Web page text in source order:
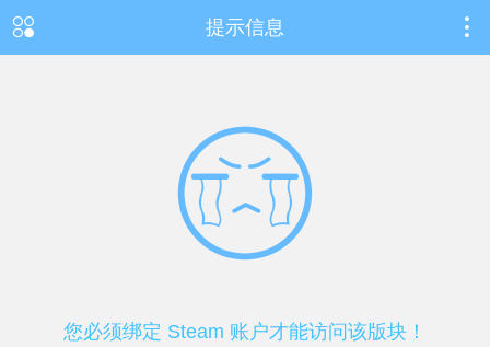
提示信息
您必须绑定 Steam 账户才能访问该版块！